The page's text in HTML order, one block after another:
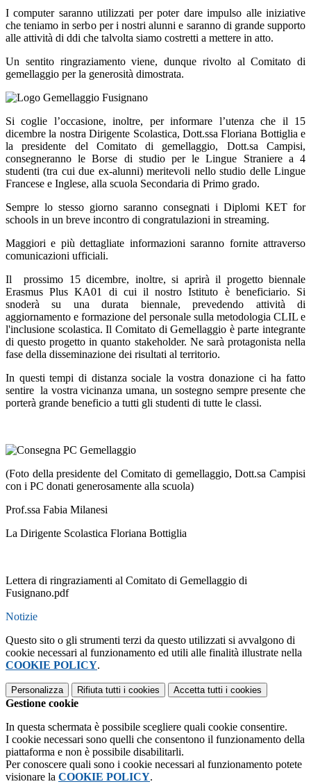
I computer saranno utilizzati per poter dare impulso alle iniziative
che teniamo in serbo per i nostri alunni e saranno di grande supporto
alle attività di ddi che talvolta siamo costretti a mettere in atto.
Un sentito ringraziamento viene, dunque rivolto al Comitato di
gemellaggio per la generosità dimostrata.
Si coglie l’occasione, inoltre, per informare l’utenza che il 15
dicembre la nostra Dirigente Scolastica, Dott.ssa Floriana Bottiglia e
la presidente del Comitato di gemellaggio, Dott.sa Campisi,
consegneranno le Borse di studio per le Lingue Straniere a 4
studenti (tra cui due ex-alunni) meritevoli nello studio delle Lingue
Francese e Inglese, alla scuola Secondaria di Primo grado.
Sempre lo stesso giorno saranno consegnati i Diplomi KET for
schools in un breve incontro di congratulazioni in streaming.
Maggiori e più dettagliate informazioni saranno fornite attraverso
comunicazioni ufficiali.
Il prossimo 15 dicembre, inoltre, si aprirà il progetto biennale
Erasmus Plus KA01 di cui il nostro Istituto è beneficiario. Si
snoderà su una durata biennale, prevedendo attività di
aggiornamento e formazione del personale sulla metodologia CLIL e
l'inclusione scolastica. Il Comitato di Gemellaggio è parte integrante
di questo progetto in quanto stakeholder. Ne sarà protagonista nella
fase della disseminazione dei risultati al territorio.
In questi tempi di distanza sociale la vostra donazione ci ha fatto
sentire la vostra vicinanza umana, un sostegno sempre presente che
porterà grande beneficio a tutti gli studenti di tutte le classi.
(Foto della presidente del Comitato di gemellaggio, Dott.sa Campisi
con i PC donati generosamente alla scuola)
Prof.ssa Fabia Milanesi
La Dirigente Scolastica Floriana Bottiglia
Lettera di ringraziamenti al Comitato di Gemellaggio di
Fusignano.pdf
Notizie
Questo sito o gli strumenti terzi da questo utilizzati si avvalgono di
cookie necessari al funzionamento ed utili alle finalità illustrate nella
COOKIE POLICY.
Personalizza Rifiuta tutti i cookies Accetta tutti i cookies
Gestione cookie
In questa schermata è possibile scegliere quali cookie consentire.
I cookie necessari sono quelli che consentono il funzionamento della
piattaforma e non è possibile disabilitarli.
Per conoscere quali sono i cookie necessari al funzionamento potete
visionare la COOKIE POLICY.